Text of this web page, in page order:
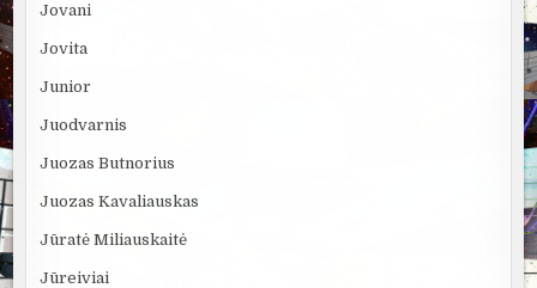
Jovani
Jovita
Junior
Juodvarnis
Juozas Butnorius
Juozas Kavaliauskas
Jūratė Miliauskaitė
Jūreiviai